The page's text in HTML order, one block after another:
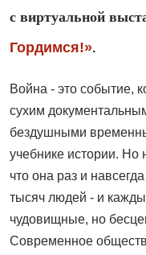
с виртуальной
Гордимся!».
Война - это событие,
сухим
бездушными
учебнике истории. Но
что она раз и
тысяч людей - и
чудовищные, но
Современное